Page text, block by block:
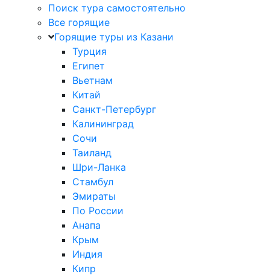
Поиск тура самостоятельно
Все горящие
Горящие туры из Казани
Турция
Египет
Вьетнам
Китай
Санкт-Петербург
Калининград
Сочи
Таиланд
Шри-Ланка
Стамбул
Эмираты
По России
Анапа
Крым
Индия
Кипр